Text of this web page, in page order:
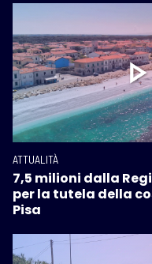
ATTUALITÀ
7,5 milioni dalla
per la tutela della
Pisa